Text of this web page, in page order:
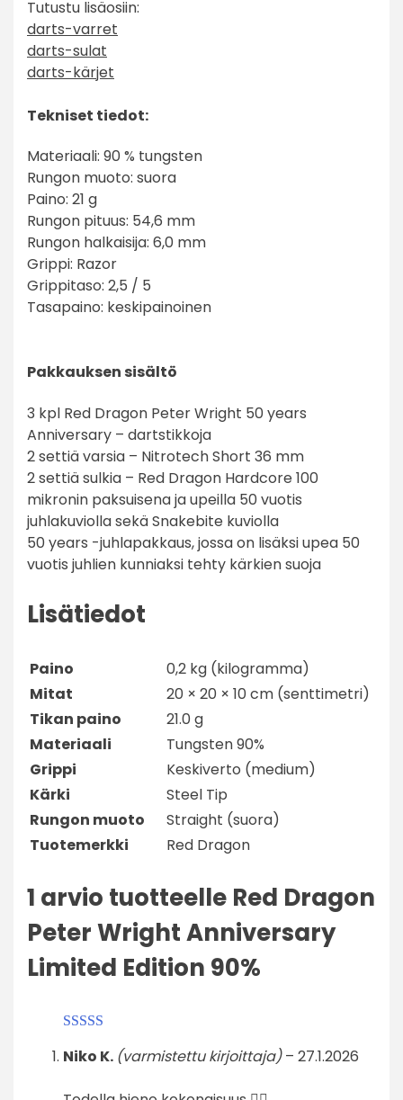
Tutustu lisäosiin:
darts-varret
darts-sulat
darts-kärjet
Tekniset tiedot:
Materiaali: 90 % tungsten
Rungon muoto: suora
Paino: 21 g
Rungon pituus: 54,6 mm
Rungon halkaisija: 6,0 mm
Grippi: Razor
Grippitaso: 2,5 / 5
Tasapaino: keskipainoinen
Pakkauksen sisältö
3 kpl Red Dragon Peter Wright 50 years
Anniversary – dartstikkoja
2 settiä varsia – Nitrotech Short 36 mm
2 settiä sulkia – Red Dragon Hardcore 100
mikronin paksuisena ja upeilla 50 vuotis
juhlakuviolla sekä Snakebite kuviolla
50 years -juhlapakkaus, jossa on lisäksi upea 50
vuotis juhlien kunniaksi tehty kärkien suoja
Lisätiedot
Paino
0,2 kg (kilogramma)
Mitat
20 × 20 × 10 cm (senttimetri)
Tikan paino
21.0 g
Materiaali
Tungsten 90%
Grippi
Keskiverto (medium)
Kärki
Steel Tip
Rungon muoto
Straight (suora)
Tuotemerkki
Red Dragon
1 arvio tuotteelle Red Dragon
Peter Wright Anniversary
Limited Edition 90%
tuotteesta: 5/
Niko K. (varmistettu kirjoittaja) – 27.1.2026